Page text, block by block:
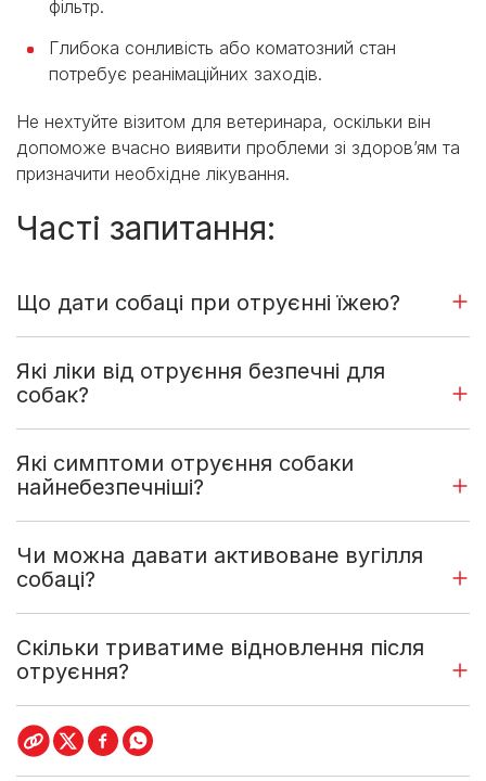
фільтр.
Глибока сонливість або коматозний стан
потребує реанімаційних заходів.
Не нехтуйте візитом для ветеринара, оскільки він
допоможе вчасно виявити проблеми зі здоров’ям та
призначити необхідне лікування.
Часті запитання:
Що дати собаці при отруєнні їжею?
Які ліки від отруєння безпечні для
собак?
Які симптоми отруєння собаки
найнебезпечніші?
Чи можна давати активоване вугілля
собаці?
Скільки триватиме відновлення після
отруєння?